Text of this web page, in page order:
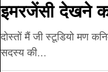
इमरजेंसी देखने
दोस्तों मैं जी स्टूडियो मण
सदस्य की…